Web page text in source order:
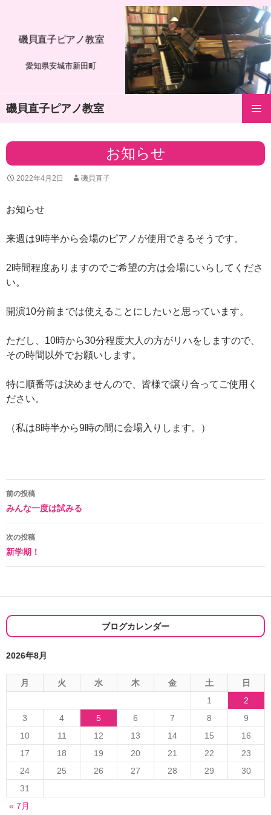
愛知県安城市新田町
磯貝直子ピアノ教室
磯貝直子ピアノ教室
テ
へ
キ
プ
お知らせ
2022年4月2日 磯貝直子
お知らせ
来週は9時半から会場のピアノが使用できるそうです。
2時間程度ありますのでご希望の方は会場にいらしてくださ
い。
開演10分前までは使えることにしたいと思っています。
ただし、10時から30分程度大人の方がリハをしますので、
その時間以外でお願いします。
特に順番等は決めませんので、皆様で譲り合ってご使用く
ださい。
（私は8時半から9時の間に会場入りします。）
投
稿
ナ
ビ
ー
シ
ョ
ン
前の投稿
みんな一度は試みる
次の投稿
新学期！
ブログカレンダー
2026年8月
月 火 水 木 金 土
日
1
2
3
4 5 6 7 8
9
10
11 12 13 14 15
16
17
18 19 20 21 22
23
24
25 26 27 28 29
30
31
« 7月